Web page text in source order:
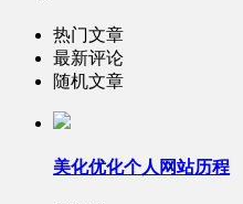
热门文章
最新评论
随机文章
美化优化个人网站历程